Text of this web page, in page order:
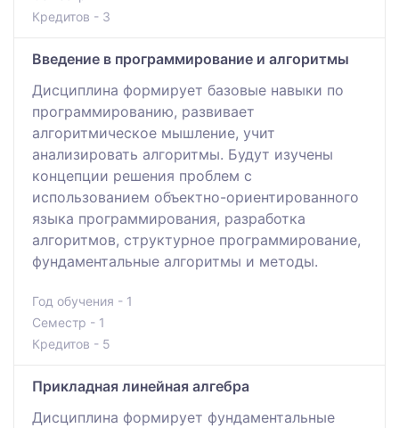
Кредитов - 3
Введение в программирование и алгоритмы
Дисциплина формирует базовые навыки по
программированию, развивает
алгоритмическое мышление, учит
анализировать алгоритмы. Будут изучены
концепции решения проблем с
использованием объектно-ориентированного
языка программирования, разработка
алгоритмов, структурное программирование,
фундаментальные алгоритмы и методы.
Год обучения - 1
Семестр - 1
Кредитов - 5
Прикладная линейная алгебра
Дисциплина формирует фундаментальные